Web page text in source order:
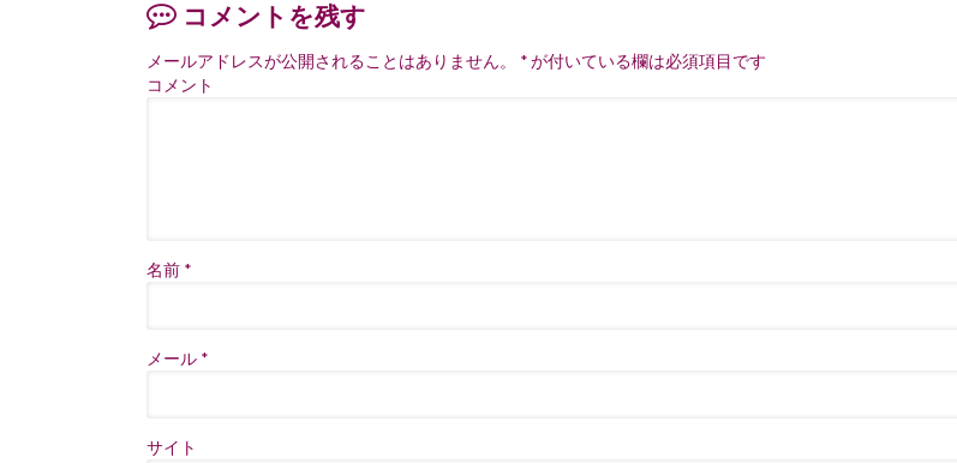
コメントを残す
メールアドレスが公開されることはありません。 *が付いている欄は必須項目です
コメント
名前 *
メール *
サイト